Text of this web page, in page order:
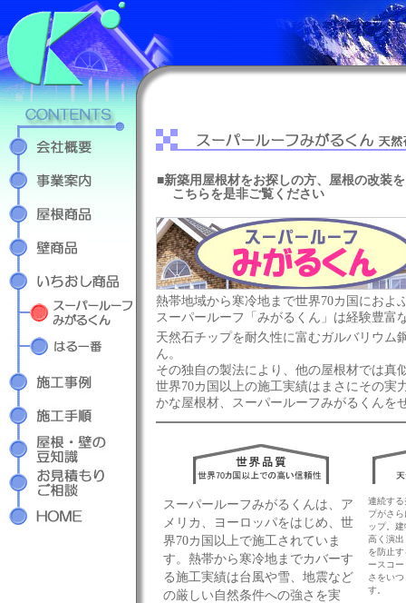
■新築用屋根材をお探しの方、屋根の改装
こちらを是非ご覧ください
熱帯地域から寒冷地まで世界70カ国におよ
スーパールーフ「みがるくん」は経験豊富
天然石チップを耐久性に富むガルバリウム
ん。
その独自の製法により、他の屋根材では真
世界70カ国以上の施工実績はまさにその実
かな屋根材、スーパールーフみがるくんを
スーパールーフみがるくんは、ア
メリカ、ヨーロッパをはじめ、世
界70カ国以上で施工されていま
す。熱帯から寒冷地までカバーす
る施工実績は台風や雪、地震など
の厳しい自然条件への強さを実
連続す
プがさ
ップ。
高く演
を防止
ースコ
さをい
す。